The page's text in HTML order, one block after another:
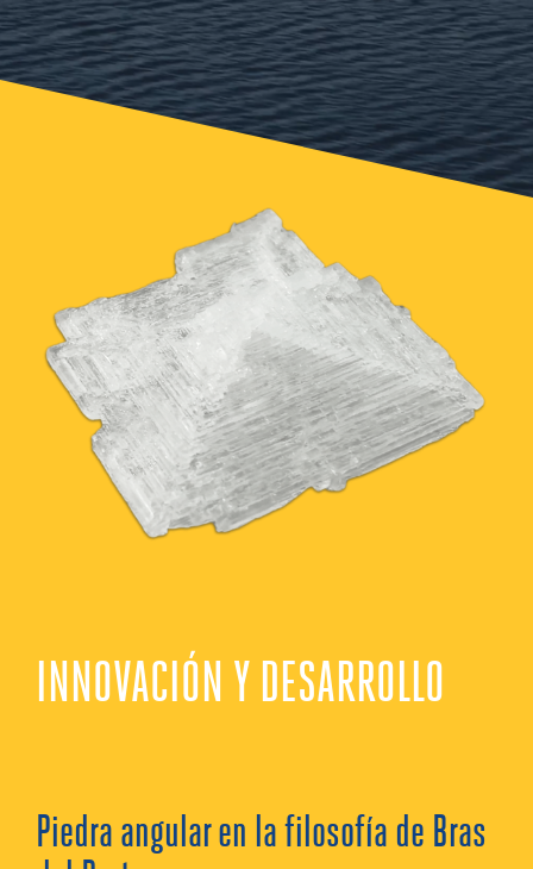
INNOVACIÓN Y DESARROLLO
Piedra angular en la filosofía de Bras